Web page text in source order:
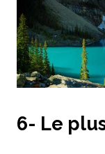
6- Le